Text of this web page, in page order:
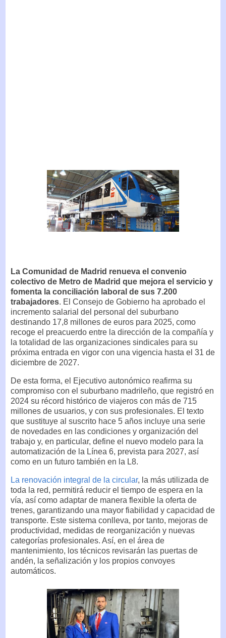
La Comunidad de Madrid renueva el convenio
colectivo de Metro de Madrid que mejora el servicio y
fomenta la conciliación laboral de sus 7.200
trabajadores. El Consejo de Gobierno ha aprobado el
incremento salarial del personal del suburbano
destinando 17,8 millones de euros para 2025, como
recoge el preacuerdo entre la dirección de la compañía y
la totalidad de las organizaciones sindicales para su
próxima entrada en vigor con una vigencia hasta el 31 de
diciembre de 2027.
De esta forma, el Ejecutivo autonómico reafirma su
compromiso con el suburbano madrileño, que registró en
2024 su récord histórico de viajeros con más de 715
millones de usuarios, y con sus profesionales. El texto
que sustituye al suscrito hace 5 años incluye una serie
de novedades en las condiciones y organización del
trabajo y, en particular, define el nuevo modelo para la
automatización de la Línea 6, prevista para 2027, así
como en un futuro también en la L8.
La renovación integral de la circular, la más utilizada de
toda la red, permitirá reducir el tiempo de espera en la
vía, así como adaptar de manera flexible la oferta de
trenes, garantizando una mayor fiabilidad y capacidad de
transporte. Este sistema conlleva, por tanto, mejoras de
productividad, medidas de reorganización y nuevas
categorías profesionales. Así, en el área de
mantenimiento, los técnicos revisarán las puertas de
andén, la señalización y los propios convoyes
automáticos.